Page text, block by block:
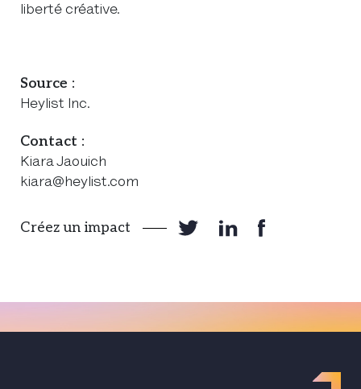
liberté créative.
Source :
Heylist Inc.
Contact :
Kiara Jaouich
kiara@heylist.com
Créez un impact